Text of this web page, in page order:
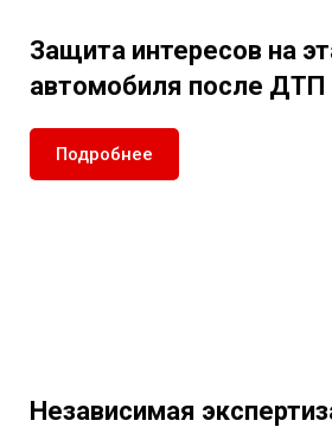
Защита интересов на
автомобиля после ДТП
Подробнее
Независимая